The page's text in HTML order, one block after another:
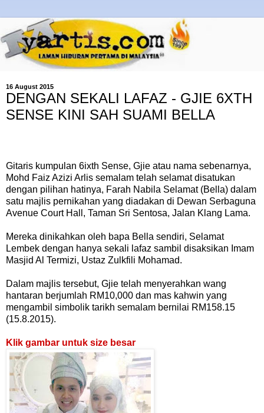
16 August 2015
DENGAN SEKALI LAFAZ - GJIE 6XTH
SENSE KINI SAH SUAMI BELLA
Gitaris kumpulan 6ixth Sense, Gjie atau nama sebenarnya,
Mohd Faiz Azizi Arlis semalam telah selamat disatukan
dengan pilihan hatinya, Farah Nabila Selamat (Bella) dalam
satu majlis pernikahan yang diadakan di Dewan Serbaguna
Avenue Court Hall, Taman Sri Sentosa, Jalan Klang Lama.
Mereka dinikahkan oleh bapa Bella sendiri, Selamat
Lembek dengan hanya sekali lafaz sambil disaksikan Imam
Masjid Al Termizi, Ustaz Zulkfili Mohamad.
Dalam majlis tersebut, Gjie telah menyerahkan wang
hantaran berjumlah RM10,000 dan mas kahwin yang
mengambil simbolik tarikh semalam bernilai RM158.15
(15.8.2015).
Klik gambar untuk size besar